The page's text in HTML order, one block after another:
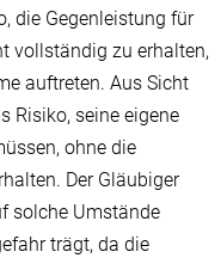
die Gegenleistung für
vollständig zu erhalten,
auftreten. Aus Sicht
Risiko, seine eigene
ohne die
Der Gläubiger
solche Umstände
trägt, da die